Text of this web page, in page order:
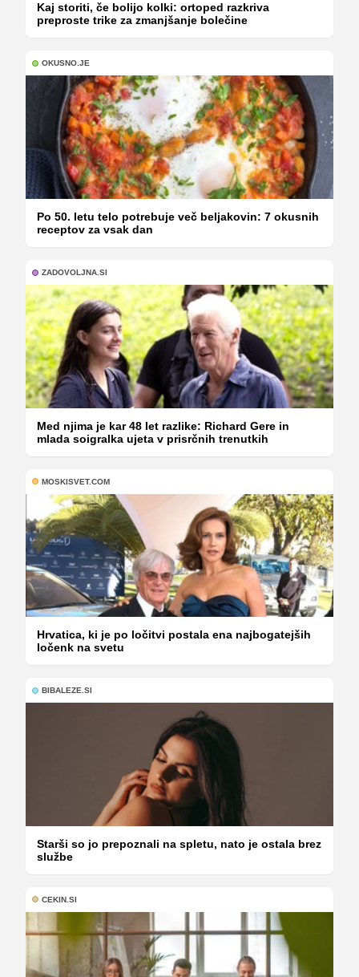
Kaj storiti, če bolijo kolki: ortoped razkriva
preproste trike za zmanjšanje bolečine
OKUSNO.JE
Po 50. letu telo potrebuje več beljakovin: 7 okusnih
receptov za vsak dan
ZADOVOLJNA.SI
Med njima je kar 48 let razlike: Richard Gere in
mlada soigralka ujeta v prisrčnih trenutkih
MOSKISVET.COM
Hrvatica, ki je po ločitvi postala ena najbogatejših
ločenk na svetu
BIBALEZE.SI
Starši so jo prepoznali na spletu, nato je ostala brez
službe
CEKIN.SI